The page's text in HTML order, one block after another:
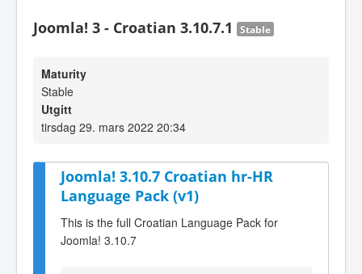
Joomla! 3 - Croatian 3.10.7.1 Stable
Maturity
Stable
Utgitt
tirsdag 29. mars 2022 20:34
Joomla! 3.10.7 Croatian hr-HR
Language Pack (v1)
This is the full Croatian Language Pack for
Joomla! 3.10.7